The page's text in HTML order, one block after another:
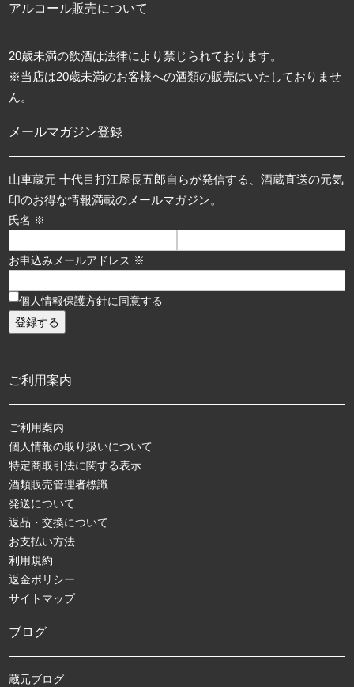
アルコール販売について
20歳未満の飲酒は法律により禁じられております。
※当店は20歳未満のお客様への酒類の販売はいたしておりませ
ん。
メールマガジン登録
山車蔵元 十代目打江屋長五郎自らが発信する、酒蔵直送の元気
印のお得な情報満載のメールマガジン。
氏名 ※
お申込みメールアドレス ※
個人情報保護方針に同意する
ご利用案内
ご利用案内
個人情報の取り扱いについて
特定商取引法に関する表示
酒類販売管理者標識
発送について
返品・交換について
お支払い方法
利用規約
返金ポリシー
サイトマップ
ブログ
蔵元ブログ